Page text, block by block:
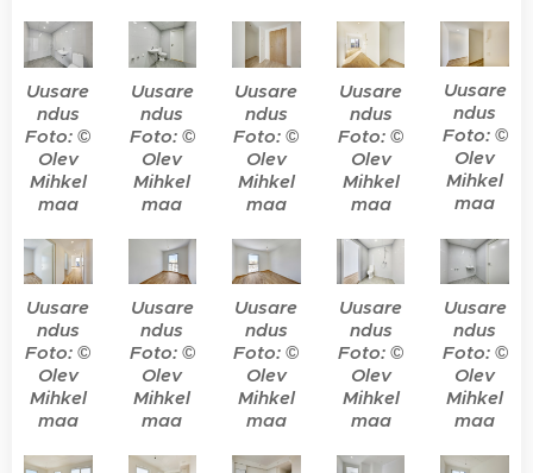
Uusare
ndus
Foto: ©
Olev
Mihkel
maa
Uusare
ndus
Foto: ©
Olev
Mihkel
maa
Uusare
ndus
Foto: ©
Olev
Mihkel
maa
Uusare
ndus
Foto: ©
Olev
Mihkel
maa
Uusare
ndus
Foto: ©
Olev
Mihkel
maa
Uusare
ndus
Foto: ©
Olev
Mihkel
maa
Uusare
ndus
Foto: ©
Olev
Mihkel
maa
Uusare
ndus
Foto: ©
Olev
Mihkel
maa
Uusare
ndus
Foto: ©
Olev
Mihkel
maa
Uusare
ndus
Foto: ©
Olev
Mihkel
maa